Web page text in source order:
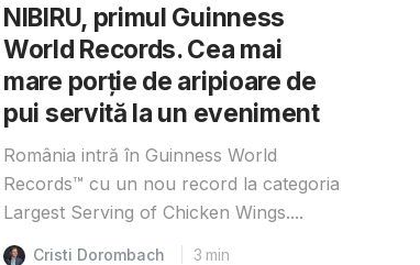
NIBIRU, primul Guinness
World Records. Cea mai
mare porție de aripioare de
pui servită la un eveniment
România intră în Guinness World
Records™️ cu un nou record la categoria
Largest Serving of Chicken Wings....
Cristi Dorombach 3 min